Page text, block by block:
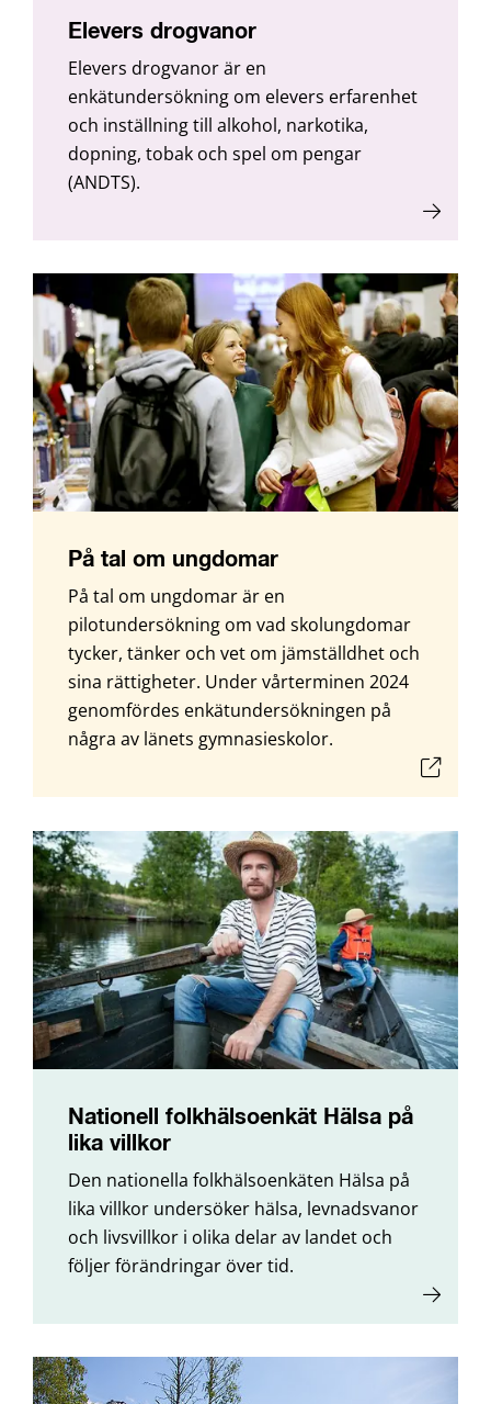
Elevers drogvanor
Elevers drogvanor är en
enkätundersökning om elevers erfarenhet
och inställning till alkohol, narkotika,
dopning, tobak och spel om pengar
(ANDTS).
På tal om ungdomar
På tal om ungdomar är en
pilotundersökning om vad skolungdomar
tycker, tänker och vet om jämställdhet och
sina rättigheter. Under vårterminen 2024
genomfördes enkätundersökningen på
några av länets gymnasieskolor.
Nationell folkhälsoenkät Hälsa på
lika villkor
Den nationella folkhälsoenkäten Hälsa på
lika villkor undersöker hälsa, levnadsvanor
och livsvillkor i olika delar av landet och
följer förändringar över tid.